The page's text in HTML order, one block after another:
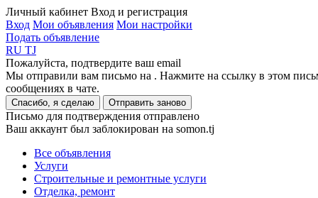
Личный кабинет Вход и регистрация
Вход Мои объявления Мои настройки
Подать объявление
RU TJ
Пожалуйста, подтвердите ваш email
Мы отправили вам письмо на . Нажмите на ссылку в этом
сообщениях в чате.
Спасибо, я сделаю Отправить заново
Письмо для подтверждения отправлено
Ваш аккаунт был заблокирован на somon.tj
Все объявления
Услуги
Строительные и ремонтные услуги
Отделка, ремонт